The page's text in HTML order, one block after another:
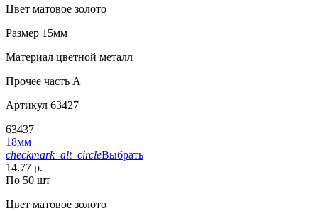
Цвет матовое золото
Размер 15мм
Материал цветной металл
Прочее часть A
Артикул 63427
63437
18мм
checkmark_alt_circleВыбрать
14.77 р.
По 50 шт
Цвет матовое золото